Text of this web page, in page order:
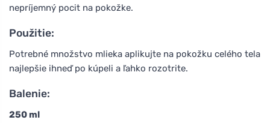
nepríjemný pocit na pokožke.
Použitie:
Potrebné množstvo mlieka aplikujte na pokožku celého tela
najlepšie ihneď po kúpeli a ľahko rozotrite.
Balenie:
250 ml